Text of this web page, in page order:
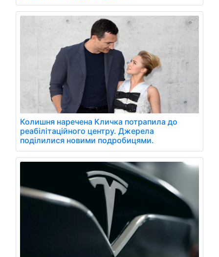
Колишня наречена Кличка потрапила до
реабілітаційного центру. Джерела
поділилися новими подробицями.